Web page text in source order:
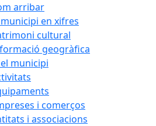
arribar
municipi en xifres
cultural
geogràfica
municipi
i comerços
i associacions